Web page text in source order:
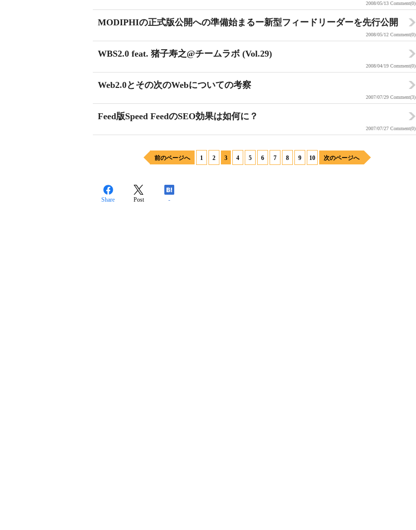
2008/05/13 Comment(0)
MODIPHIの正式版公開への準備始まるー新型フィードリーダーを先行公開
2008/05/12 Comment(0)
WBS2.0 feat. 猪子寿之@チームラボ (Vol.29)
2008/04/19 Comment(0)
Web2.0とその次のWebについての考察
2007/07/29 Comment(3)
Feed版Speed FeedのSEO効果は如何に？
2007/07/27 Comment(0)
前のページへ 1 2 3 4 5 6 7 8 9 10 次のページへ
Share Post -